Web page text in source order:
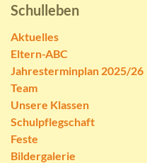
Schulleben
Aktuelles
Eltern-ABC
Jahresterminplan 2025/26
Team
Unsere Klassen
Schulpflegschaft
Feste
Bildergalerie